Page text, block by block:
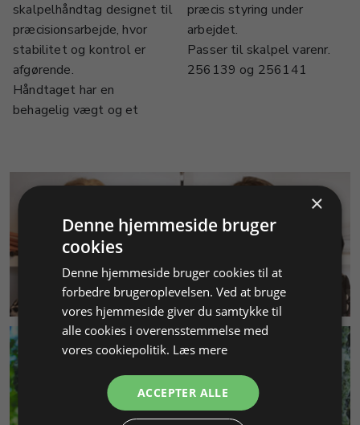
skalpelhåndtag designet til
præcisionsarbejde, hvor
stabilitet og kontrol er
afgørende.
Håndtaget har en
behagelig vægt og et
præcis styring under
arbejdet.
Passer til skalpel varenr.
256139 og 256141
KUNDESERVICE
×
Denne hjemmeside bruger
cookies
Denne hjemmeside bruger cookies til at
forbedre brugeroplevelsen. Ved at bruge
vores hjemmeside giver du samtykke til
alle cookies i overensstemmelse med
vores cookiepolitik. Læs mere
ACCEPTER ALLE